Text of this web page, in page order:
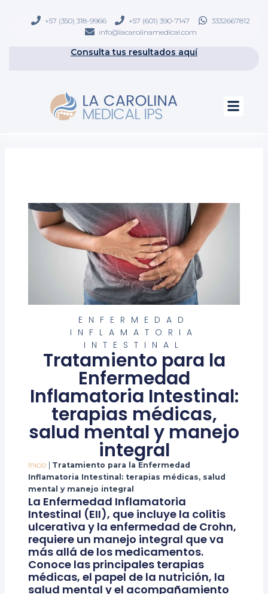
+57 (350) 318-9966 +57 (601) 390-7147
3332667812
info@lacarolinamedical.com
Consulta tus resultados aquí
ENFERMEDAD
INFLAMATORIA
INTESTINAL
Tratamiento para la
Enfermedad
Inflamatoria Intestinal:
terapias médicas,
salud mental y manejo
integral
Inicio | Tratamiento para la Enfermedad
Inflamatoria Intestinal: terapias médicas, salud
mental y manejo integral
La Enfermedad Inflamatoria
Intestinal (EII), que incluye la colitis
ulcerativa y la enfermedad de Crohn,
requiere un manejo integral que va
más allá de los medicamentos.
Conoce las principales terapias
médicas, el papel de la nutrición, la
salud mental y el acompañamiento